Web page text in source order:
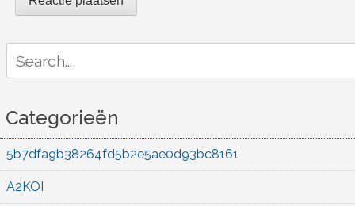
for:
Categorieën
5b7dfa9b38264fd5b2e5ae0d93bc8161
A2KOI